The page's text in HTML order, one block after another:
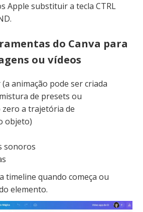
Apple substituir a tecla CTRL
do Canva para
ou vídeos
animação pode ser criada
de presets ou
a trajetória de
objeto)
sonoros
timeline quando começa ou
elemento.